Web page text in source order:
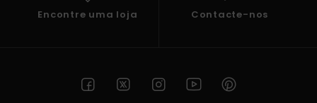
Encontre uma loja Contacte-nos